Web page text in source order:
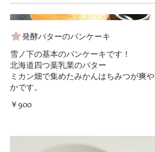
発酵バターのパンケーキ
雪ノ下の基本のパンケーキです！
北海道四つ葉乳業のバター
ミカン畑で集めたみかんはちみつが爽や
かです。
￥900